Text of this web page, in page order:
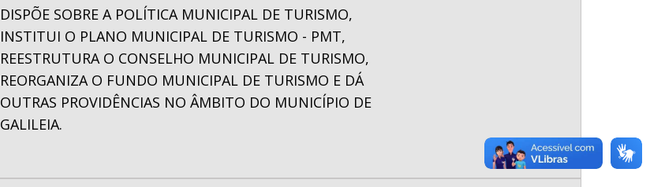
DISPÕE SOBRE A POLÍTICA MUNICIPAL DE TURISMO,
INSTITUI O PLANO MUNICIPAL DE TURISMO - PMT,
REESTRUTURA O CONSELHO MUNICIPAL DE TURISMO,
REORGANIZA O FUNDO MUNICIPAL DE TURISMO E DÁ
OUTRAS PROVIDÊNCIAS NO ÂMBITO DO MUNICÍPIO DE
GALILEIA.